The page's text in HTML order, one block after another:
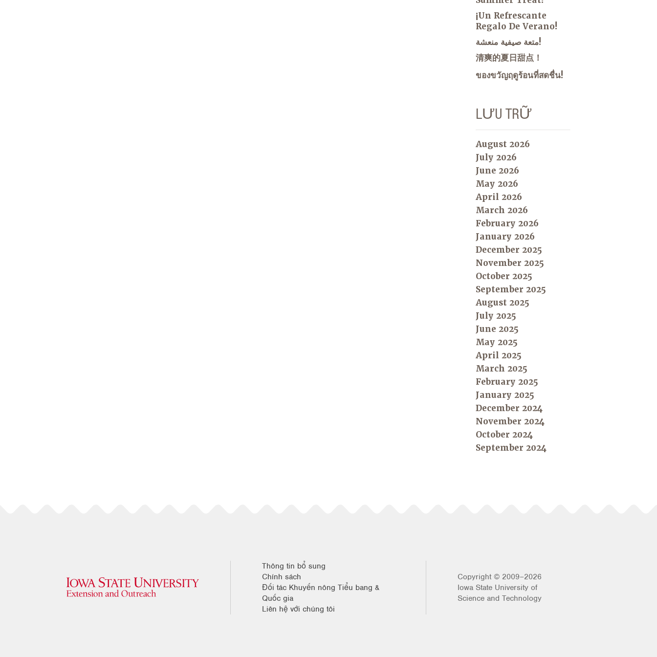
¡Un Refrescante
Regalo De Verano!
متعة صيفية منعشة!
清爽的夏日甜点！
ของขวัญฤดูร้อนที่สดชื่น!
LƯU TRỮ
August 2026
July 2026
June 2026
May 2026
April 2026
March 2026
February 2026
January 2026
December 2025
November 2025
October 2025
September 2025
August 2025
July 2025
June 2025
May 2025
April 2025
March 2025
February 2025
January 2025
December 2024
November 2024
October 2024
September 2024
Thông tin bổ sung
Chính sách
Đối tác Khuyến nông Tiểu bang &
Quốc gia
Liên hệ với chúng tôi
Copyright © 2009–2026
Iowa State University of
Science and Technology